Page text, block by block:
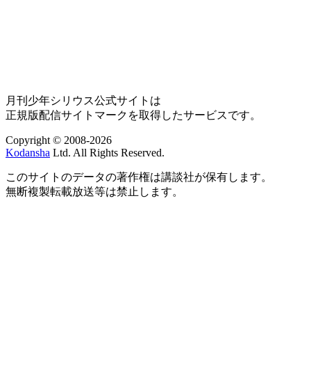
月刊少年シリウス公式サイトは
正規版配信サイトマークを取得したサービスです。
Copyright © 2008-2026
Kodansha Ltd. All Rights Reserved.
このサイトのデータの著作権は講談社が保有します。
無断複製転載放送等は禁止します。